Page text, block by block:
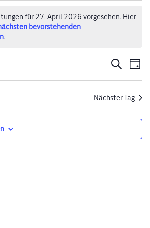
für 27. April 2026 vorgesehen. Hier
bevorstehenden
.
Suche
und
Suche
Tag
Nächster Tag